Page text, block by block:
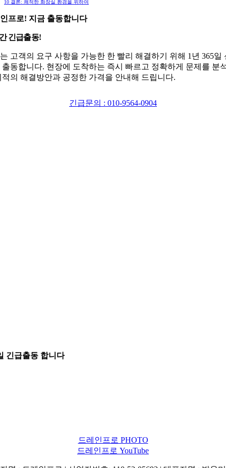
10 결론: 쾌적한 화장실 환경을 위하여
프로! 지금 출동합니다
긴급출동!
고객의 요구 사항을 가능한 한 빨리 해결하기 위해 1년 365일
출동합니다. 현장에 도착하는 즉시 빠르고 정확하게 문제를 분
적의 해결방안과 공정한 가격을 안내해 드립니다.
긴급문의 : 010-9564-0904
긴급출동 합니다
드레인프로 PHOTO
드레인프로 YouTube